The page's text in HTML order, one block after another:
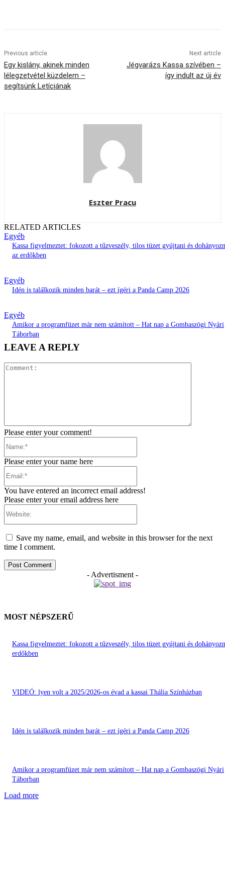
Previous article
Egy kislány, akinek minden
lélegzetvétel küzdelem –
segítsünk Letíciának
Next article
Jégvarázs Kassa szívében –
így indult az új év
Eszter Pracu
RELATED ARTICLES
Egyéb
Kassa figyelmeztet: fokozott a tűzveszély, tilos tüzet gyújtani és
az erdőkben
Egyéb
Idén is találkozik minden barát – ezt ígéri a Panda Camp 2026
Egyéb
Amikor a programfüzet már nem számított – Hat nap a Gombaszögi Nyári
Táborban
LEAVE A REPLY
Please enter your comment!
Please enter your name here
You have entered an incorrect email address!
Please enter your email address here
Save my name, email, and website in this browser for the next
time I comment.
- Advertisment -
MOST NÉPSZERŰ
Kassa figyelmeztet: fokozott a tűzveszély, tilos tüzet gyújtani és
erdőkben
VIDEÓ: lyen volt a 2025/2026-os évad a kassai Thália Színházban
Idén is találkozik minden barát – ezt ígéri a Panda Camp 2026
Amikor a programfüzet már nem számított – Hat nap a Gombaszögi Nyári
Táborban
Load more